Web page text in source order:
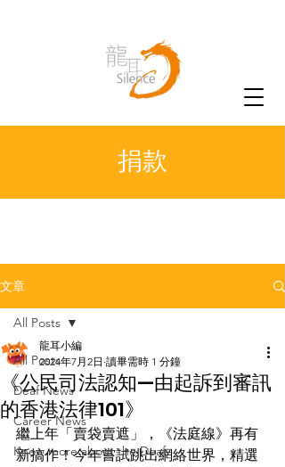
捐款
文章
All Posts
Deaf News
Career News
Know more about the Deaf
All Posts
《公民司法認知—由起訴到審訊
的香港法律101》
龍耳小編
2024年7月2日 讀畢需時 1 分鐘
繼上年「賣袋賣遮」，《法庭線》再有
新搞作！今年嘗試跳出網絡世界，精選